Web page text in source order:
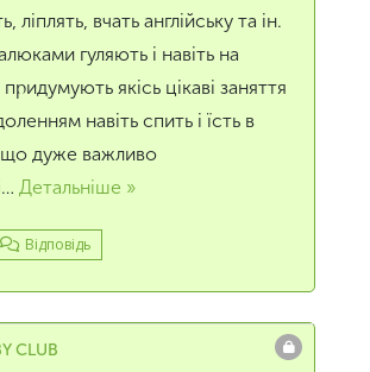
ліплять, вчать англійську та ін.
гуляють і навіть на
якісь цікаві заняття
навіть спить і їсть в
що дуже важливо
… Детальніше »
Відповідь
CLUB